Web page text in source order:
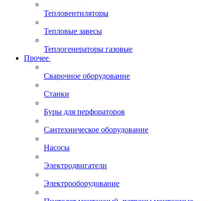
Тепловентиляторы
Тепловые завесы
Теплогенераторы газовые
Прочее
Сварочное оборудование
Станки
Буры для перфораторов
Сантехническое оборудование
Насосы
Электродвигатели
Электрооборудование